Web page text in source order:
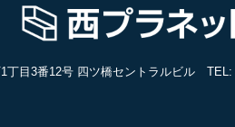
丁目3番12号 四ツ橋セントラルビル TEL: